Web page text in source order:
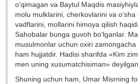
o‘qimagan va Baytul Maqdis
molu mulklarini, cherkovlarini va
vadflarini, mollarini himoya qilish
Sahobalar bunga guvoh bo‘lganlar.
musulmonlar uchun oxiri
ham hujjatdir. Hadisi sharifda «Kim
men uning xusumatchisiman» deyilgan.
Shuning uchun ham, Umar Misrning